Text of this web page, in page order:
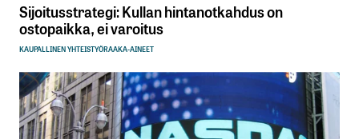
Sijoitusstrategi: Kullan hintanotkahdus on
ostopaikka, ei varoitus
KAUPALLINEN YHTEISTYÖRAAKA-AINEET